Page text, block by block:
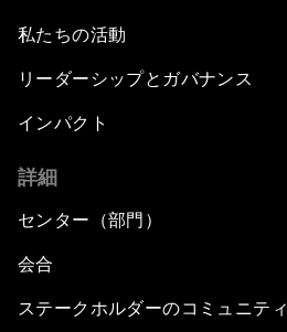
私たちの活動
リーダーシップとガバナンス
インパクト
詳細
センター（部門）
会合
ステークホルダーのコミュニティ